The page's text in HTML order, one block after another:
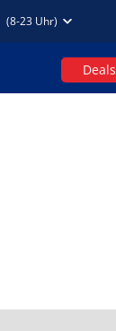
(8-23 Uhr)
Deals